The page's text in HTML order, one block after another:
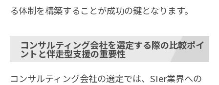
る体制を構築することが成功の鍵となります。
コンサルティング会社を選定する際の比較ポイ
ントと伴走型支援の重要性
コンサルティング会社の選定では、SIer業界への